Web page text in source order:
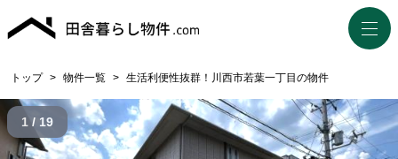
トップ > 物件一覧 > 生活利便性抜群！川西市若葉一丁目の物件
1 / 19